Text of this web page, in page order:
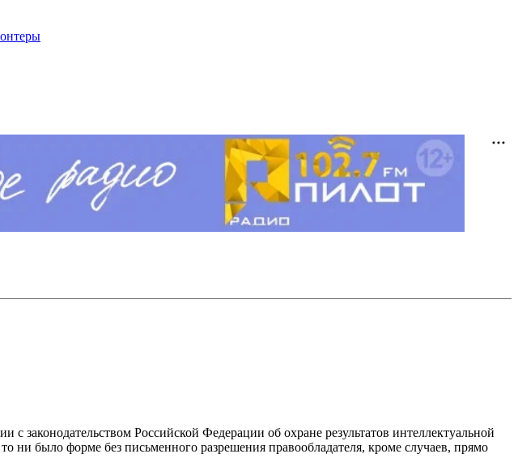
законодательством Российской Федерации об охране результатов интеллектуальной
было форме без письменного разрешения правообладателя, кроме случаев, прямо